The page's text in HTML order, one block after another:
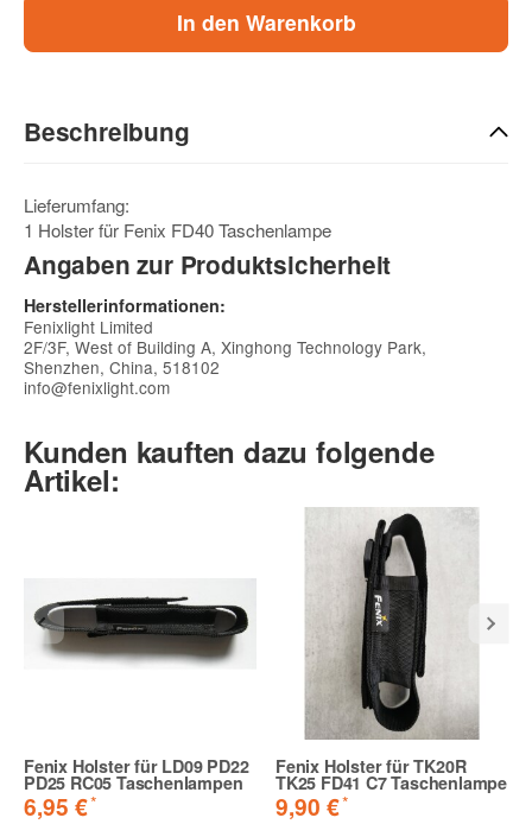
In den Warenkorb
Beschreibung
Lieferumfang:
1 Holster für Fenix FD40 Taschenlampe
Angaben zur Produktsicherheit
Herstellerinformationen:
Fenixlight Limited
2F/3F, West of Building A, Xinghong Technology Park,
Shenzhen, China, 518102
info@fenixlight.com
Kunden kauften dazu folgende
Artikel:
Fenix Holster für LD09 PD22
PD25 RC05 Taschenlampen
6,95 €*
Fenix Holster für TK20R
TK25 FD41 C7 Taschenlampe
9,90 €*